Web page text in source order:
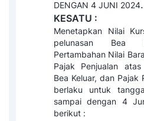
DENGAN 4 JUNI 2024.
KESATU :
Menetapkan Nilai
pelunasan Bea
Pertambahan Nilai
Pajak Penjualan
Bea Keluar, dan Pajak
berlaku untuk
sampai dengan 4
berikut :